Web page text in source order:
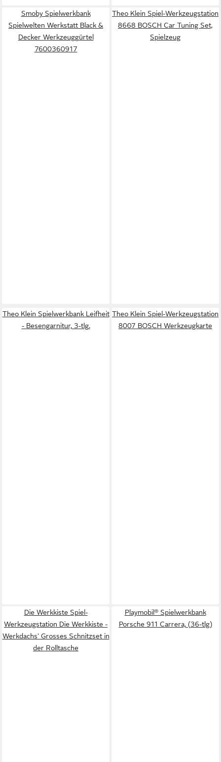
Smoby Spielwerkbank
Spielwelten Werkstatt Black &
Decker Werkzeuggürtel
7600360917
Theo Klein Spiel-Werkzeugstation
8668 BOSCH Car Tuning Set,
Spielzeug
Theo Klein Spielwerkbank Leifheit
- Besengarnitur, 3-tlg.
Theo Klein Spiel-Werkzeugstation
8007 BOSCH Werkzeugkarte
Die Werkkiste Spiel-
Werkzeugstation Die Werkkiste -
Werkdachs' Grosses Schnitzset in
der Rolltasche
Playmobil® Spielwerkbank
Porsche 911 Carrera, (36-tlg)